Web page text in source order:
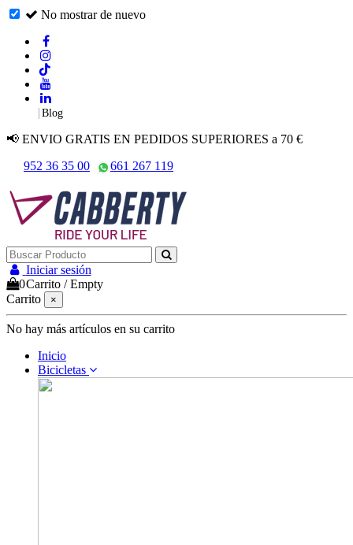
No mostrar de nuevo
|Blog
📢 ENVIO GRATIS EN PEDIDOS SUPERIORES a 70 €
952 36 35 00
661 267 119
Iniciar sesión
0Carrito /Empty
Carrito
×
No hay más artículos en su carrito
Inicio
Bicicletas